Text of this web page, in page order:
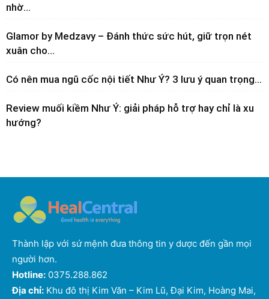
nhờ...
Glamor by Medzavy – Đánh thức sức hút, giữ trọn nét
xuân cho...
Có nên mua ngũ cốc nội tiết Như Ý? 3 lưu ý quan trọng...
Review muối kiềm Như Ý: giải pháp hỗ trợ hay chỉ là xu
hướng?
Thành lập với sứ mệnh đưa thông tin y dược đến gần mọi
người hơn.
Hotline: 0375.288.862
Địa chỉ: Khu đô thị Kim Văn – Kim Lũ, Đại Kim, Hoàng Mai,